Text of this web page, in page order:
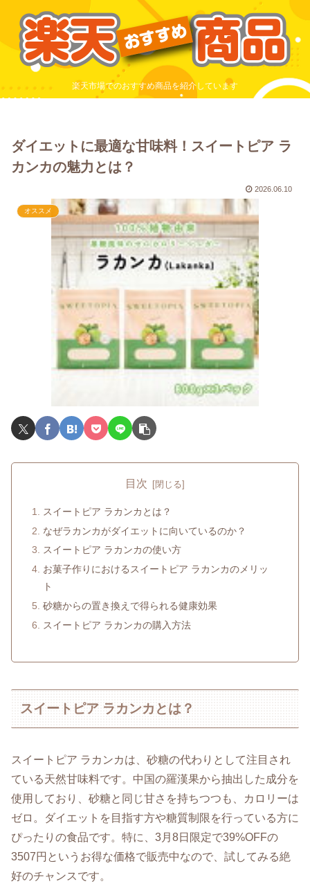
楽天市場でのおすすめ商品を紹介しています
ダイエットに最適な甘味料！スイートピア ラ
カンカの魅力とは？
2026.06.10
オススメ
目次
スイートピア ラカンカとは？
なぜラカンカがダイエットに向いているのか？
スイートピア ラカンカの使い方
お菓子作りにおけるスイートピア ラカンカのメリッ
ト
砂糖からの置き換えで得られる健康効果
スイートピア ラカンカの購入方法
スイートピア ラカンカとは？
スイートピア ラカンカは、砂糖の代わりとして注目され
ている天然甘味料です。中国の羅漢果から抽出した成分を
使用しており、砂糖と同じ甘さを持ちつつも、カロリーは
ゼロ。ダイエットを目指す方や糖質制限を行っている方に
ぴったりの食品です。特に、3月8日限定で39%OFFの
3507円というお得な価格で販売中なので、試してみる絶
好のチャンスです。